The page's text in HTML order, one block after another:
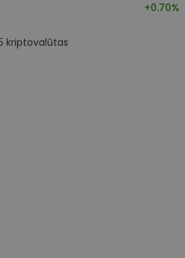
+0.70%
kriptovalūtas